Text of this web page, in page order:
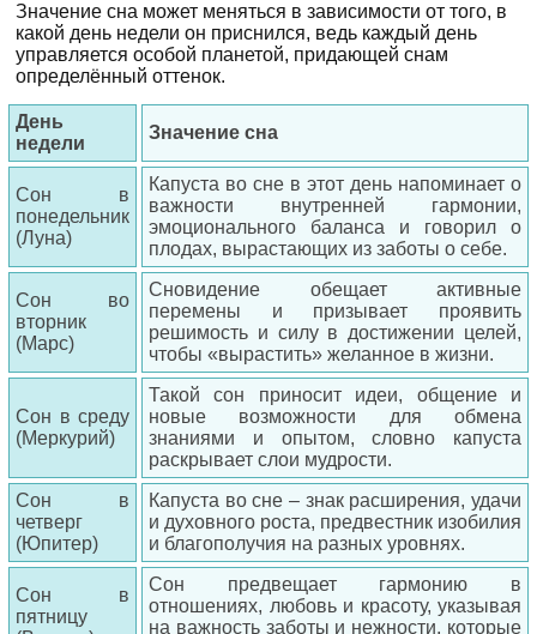
Значение сна может меняться в зависимости от того, в
какой день недели он приснился, ведь каждый день
управляется особой планетой, придающей снам
определённый оттенок.
День
недели
Значение сна
Сон в
понедельник
(Луна)
Капуста во сне в этот день напоминает о
важности внутренней гармонии,
эмоционального баланса и говорил о
плодах, вырастающих из заботы о себе.
Сон во
вторник
(Марс)
Сновидение обещает активные
перемены и призывает проявить
решимость и силу в достижении целей,
чтобы «вырастить» желанное в жизни.
Сон в среду
(Меркурий)
Такой сон приносит идеи, общение и
новые возможности для обмена
знаниями и опытом, словно капуста
раскрывает слои мудрости.
Сон в
четверг
(Юпитер)
Капуста во сне – знак расширения, удачи
и духовного роста, предвестник изобилия
и благополучия на разных уровнях.
Сон в
пятницу
Сон предвещает гармонию в
отношениях, любовь и красоту, указывая
на важность заботы и нежности, которые